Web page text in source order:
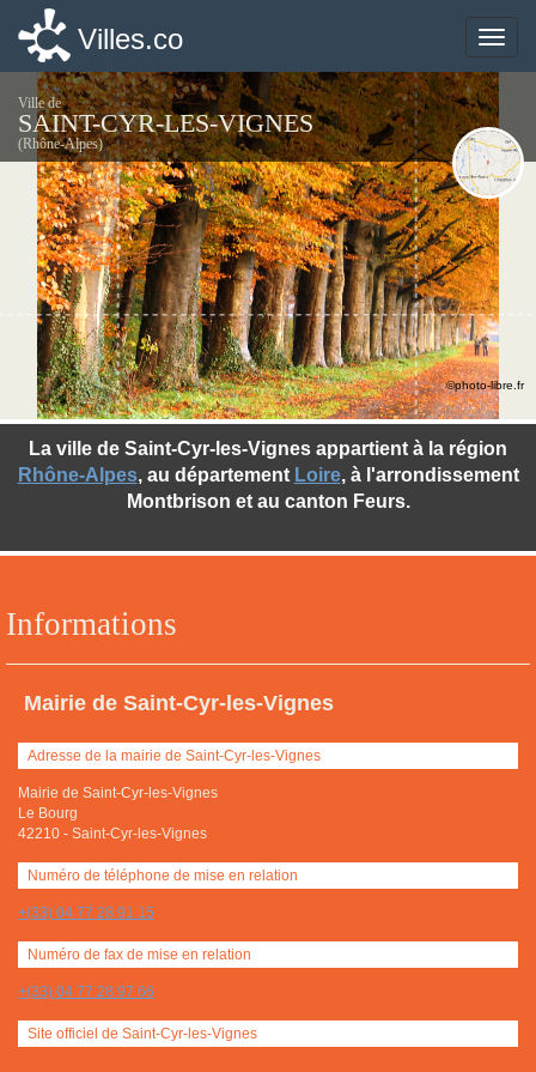
Toggle
Villes.co
Ville de
SAINT-CYR-LES-VIGNES
(Rhône-Alpes)
Informations
Mairie de Saint-Cyr-les-Vignes
Adresse de la mairie de Saint-Cyr-les-Vignes
Mairie de Saint-Cyr-les-Vignes
Le Bourg
42210 - Saint-Cyr-les-Vignes
Numéro de téléphone de mise en relation
+(33) 04 77 28 91 15
Numéro de fax de mise en relation
+(33) 04 77 28 97 66
Site officiel de Saint-Cyr-les-Vignes
La ville de Saint-Cyr-les-Vignes appartient à la région
Rhône-Alpes, au département Loire, à l'arrondissement
Montbrison et au canton Feurs.
©photo-libre.fr
Toggle
Villes.co